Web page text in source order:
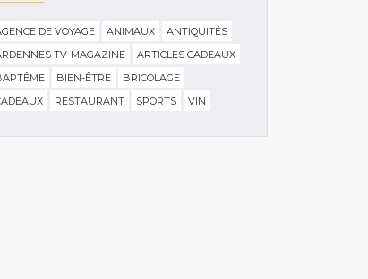
DE VOYAGE ANIMAUX
ANTIQUITÉS
TV-MAGAZINE
ARTICLES CADEAUX
BIEN-ÊTRE
BRICOLAGE
RESTAURANT SPORTS VIN